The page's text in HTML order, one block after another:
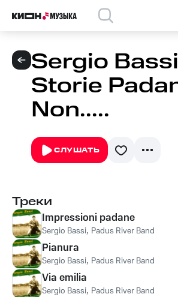
Sergio
Storie
Non.....
СЛУШАТЬ
Треки
Impressioni padane
Sergio Bassi, Padus River Band
Pianura
Sergio Bassi, Padus River Band
Via emilia
Sergio Bassi, Padus River Band